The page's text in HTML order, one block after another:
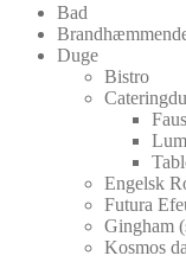
Bad
Duge
Bistro
Engelsk
Futura
Gingham
Kosmos